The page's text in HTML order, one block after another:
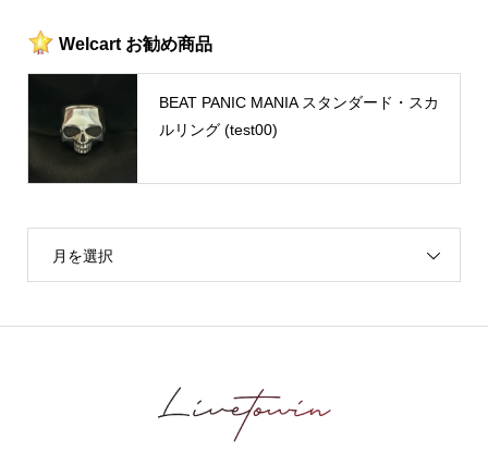
Welcart お勧め商品
BEAT PANIC MANIA スタンダード・スカ
ルリング (test00)
月を選択